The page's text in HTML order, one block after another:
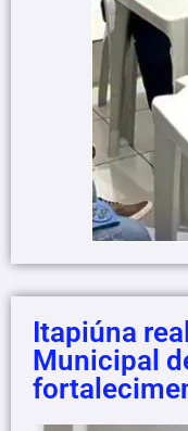
Itapiúna
Municipal